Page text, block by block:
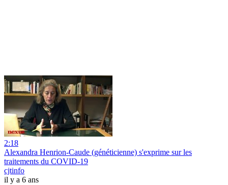
2:18
Alexandra Henrion-Caude (généticienne) s'exprime sur les
traitements du COVID-19
cjtinfo
il y a 6 ans